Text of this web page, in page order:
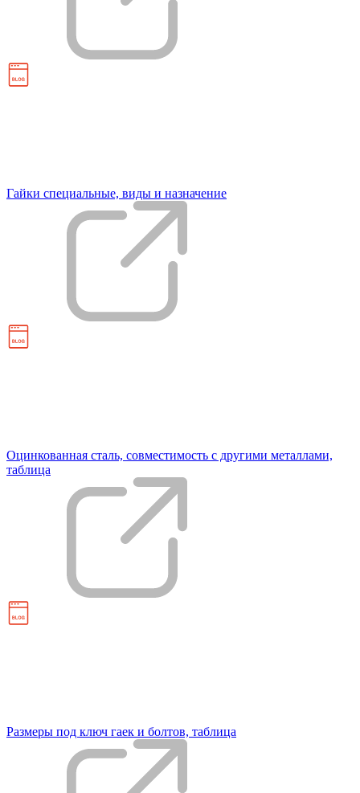
Гайки специальные, виды и назначение
Оцинкованная сталь, совместимость с другими металлами,
таблица
Размеры под ключ гаек и болтов, таблица